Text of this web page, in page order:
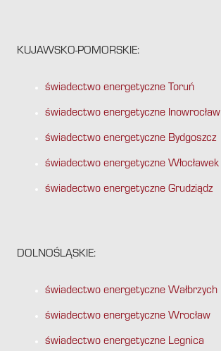
KUJAWSKO-POMORSKIE:
świadectwo energetyczne Toruń
świadectwo energetyczne Inowrocław
świadectwo energetyczne Bydgoszcz
świadectwo energetyczne Włocławek
świadectwo energetyczne Grudziądz
DOLNOŚLĄSKIE:
świadectwo energetyczne Wałbrzych
świadectwo energetyczne Wrocław
świadectwo energetyczne Legnica